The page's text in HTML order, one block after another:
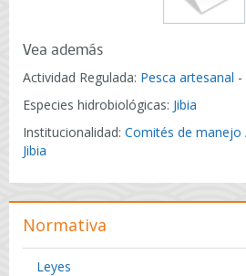
Vea además
Actividad Regulada: Pesca artesanal -
Especies hidrobiológicas: Jibia
Institucionalidad: Comités de manejo
Jibia
Normativa
Leyes